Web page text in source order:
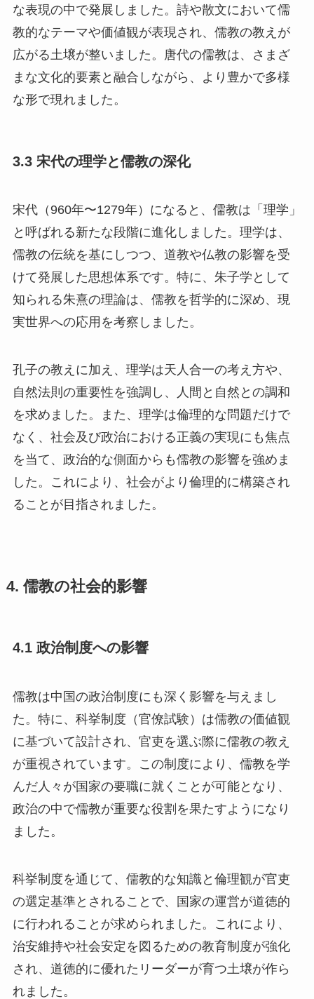
な表現の中で発展しました。詩や散文において儒
教的なテーマや価値観が表現され、儒教の教えが
広がる土壌が整いました。唐代の儒教は、さまざ
まな文化的要素と融合しながら、より豊かで多様
な形で現れました。
3.3 宋代の理学と儒教の深化
宋代（960年〜1279年）になると、儒教は「理学」
と呼ばれる新たな段階に進化しました。理学は、
儒教の伝統を基にしつつ、道教や仏教の影響を受
けて発展した思想体系です。特に、朱子学として
知られる朱熹の理論は、儒教を哲学的に深め、現
実世界への応用を考察しました。
孔子の教えに加え、理学は天人合一の考え方や、
自然法則の重要性を強調し、人間と自然との調和
を求めました。また、理学は倫理的な問題だけで
なく、社会及び政治における正義の実現にも焦点
を当て、政治的な側面からも儒教の影響を強めま
した。これにより、社会がより倫理的に構築され
ることが目指されました。
4. 儒教の社会的影響
4.1 政治制度への影響
儒教は中国の政治制度にも深く影響を与えまし
た。特に、科挙制度（官僚試験）は儒教の価値観
に基づいて設計され、官吏を選ぶ際に儒教の教え
が重視されています。この制度により、儒教を学
んだ人々が国家の要職に就くことが可能となり、
政治の中で儒教が重要な役割を果たすようになり
ました。
科挙制度を通じて、儒教的な知識と倫理観が官吏
の選定基準とされることで、国家の運営が道徳的
に行われることが求められました。これにより、
治安維持や社会安定を図るための教育制度が強化
され、道徳的に優れたリーダーが育つ土壌が作ら
れました。